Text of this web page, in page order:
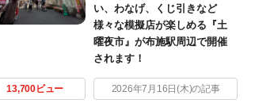
い、わなげ、くじ引きなど
様々な模擬店が楽しめる『土
曜夜市』が布施駅周辺で開催
されます！
13,700ビュー 2026年7月16日(木)の記事